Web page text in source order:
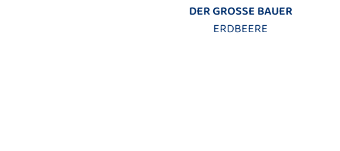
DER GROSSE BAUER
ERDBEERE